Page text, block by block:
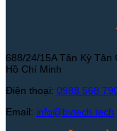
688/24/15A Tân Kỳ
Hồ Chí Minh
Điện thoại: 0988 568
Email: info@bvtech.tech